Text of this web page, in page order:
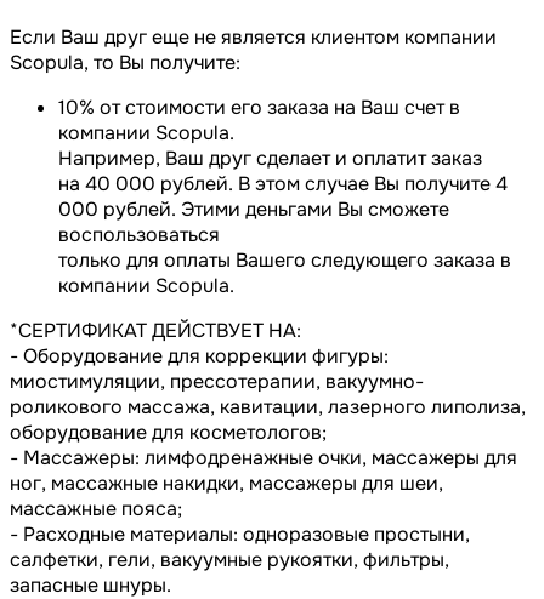
Если Ваш друг еще не является клиентом компании
Scopula, то Вы получите:
10% от стоимости его заказа на Ваш счет в
компании Scopula.
Например, Ваш друг сделает и оплатит заказ
на 40 000 рублей. В этом случае Вы получите 4
000 рублей. Этими деньгами Вы сможете
воспользоваться
только для оплаты Вашего следующего заказа в
компании Scopula.
*СЕРТИФИКАТ ДЕЙСТВУЕТ НА:
- Оборудование для коррекции фигуры:
миостимуляции, прессотерапии, вакуумно-
роликового массажа, кавитации, лазерного липолиза,
оборудование для косметологов;
- Массажеры: лимфодренажные очки, массажеры для
ног, массажные накидки, массажеры для шеи,
массажные пояса;
- Расходные материалы: одноразовые простыни,
салфетки, гели, вакуумные рукоятки, фильтры,
запасные шнуры.